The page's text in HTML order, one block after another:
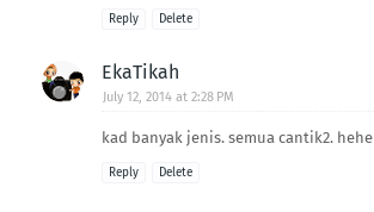
Reply Delete
EkaTikah
July 12, 2014 at 2:28 PM
kad banyak jenis. semua cantik2. hehe
Reply Delete